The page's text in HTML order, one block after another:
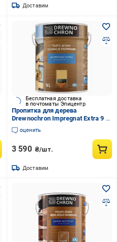
Доставим
Бесплатная доставка
в почтоматы Эпицентр
Пропитка для дерева
Drewnochron Impregnat Extra 9 л
Тик (2790701654)
оценить
3 590 ₴/шт.
Доставим